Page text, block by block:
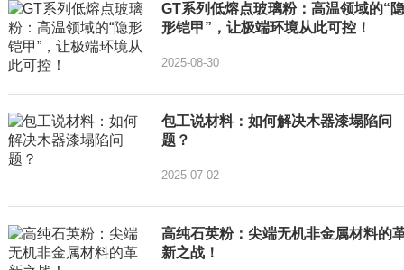
GT系列低熔点玻璃粉：高温领域的“
形铠甲”，让极端环境从此可控！
2025-08-30
包工说材料：如何解决木器漆塌陷问
题？
2025-07-02
高纯石英粉：尖端无机非金属材料的
新之战！